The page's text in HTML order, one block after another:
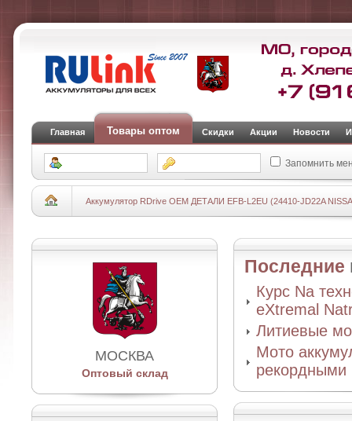
Главная Товары оптом Скидки Акции Новости
Запомнить
Аккумулятор RDrive OEM ДЕТАЛИ EFB-L2EU (24410-JD22A
МОСКВА
Оптовый склад
Последние
Курс Na
eXtremal
Литиевые
Мото
рекордными